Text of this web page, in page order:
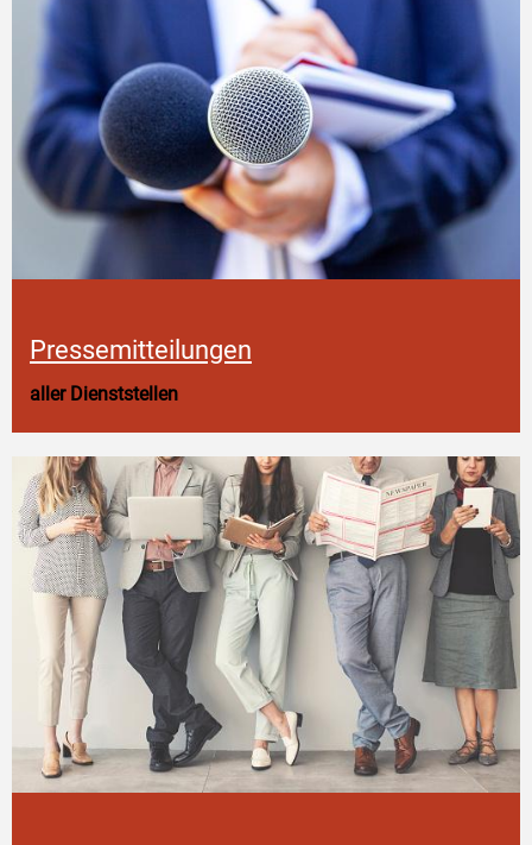
Pressemitteilungen
aller Dienststellen